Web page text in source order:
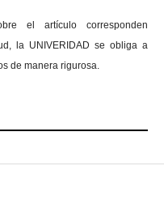
el artículo corresponden
la UNIVERIDAD se obliga a
de manera rigurosa.